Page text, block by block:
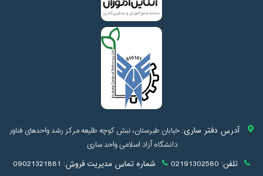
آدرس دفتر ساری:خیابان طبرستان، نبش کوچه طلیعه مرکز رشد واحدهای فناور
دانشگاه آزاد اسلامی واحد ساری
تلفن: 02191302580 شماره تماس مدیریت فروش: 09021321881